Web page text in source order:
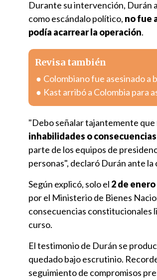
Durante su intervención, Durán
como escándalo político, no fue
podía acarrear la operación.
Revisa también
Colombiano fue asesinado a
Kast arribó a Colombia para
"Debo señalar tajantemente que
inhabilidades o
parte de los equipos de
personas", declaró Durán ante la
Según explicó, solo el 2 de
por el Ministerio de Bienes
consecuencias constitucionales
curso.
El testimonio de Durán se
quedado bajo escrutinio.
seguimiento de compromisos